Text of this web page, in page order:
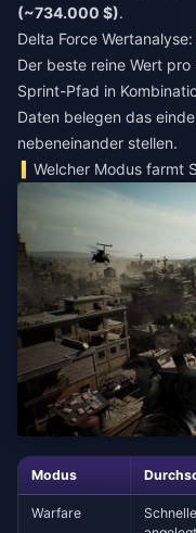
(~734.000 $).
Delta Force
Der beste reine Wert
Sprint-Pfad in
Daten belegen das
nebeneinander stellen.
Welcher Modus farmt
Modus
Warfare